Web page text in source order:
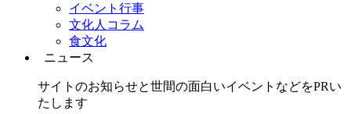
イベント行事
文化人コラム
食文化
ニュース
サイトのお知らせと世間の面白いイベントなどをPRい
たします